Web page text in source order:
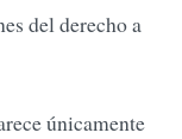
del derecho a
únicamente